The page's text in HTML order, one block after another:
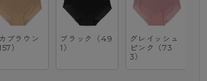
ブラウン
）
ブラック（49
1）
グレイッシュ
ピンク（73
3）